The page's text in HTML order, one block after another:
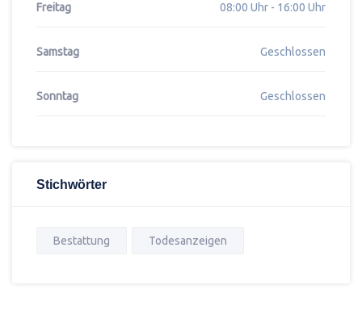
Freitag 08:00 Uhr - 16:00 Uhr
Samstag Geschlossen
Sonntag Geschlossen
Stichwörter
Bestattung Todesanzeigen